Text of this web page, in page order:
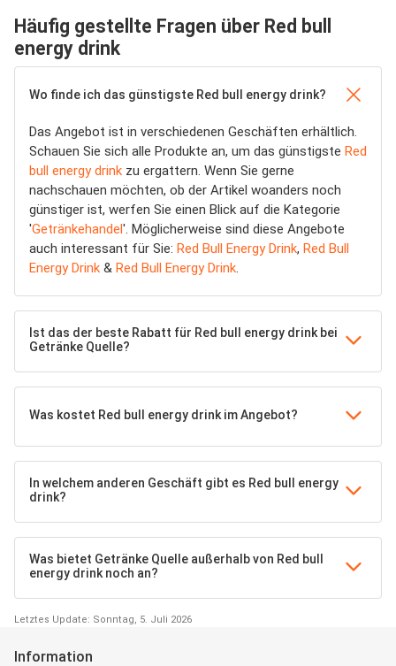
Häufig gestellte Fragen über Red bull
energy drink
Wo finde ich das günstigste Red bull energy drink?
Das Angebot ist in verschiedenen Geschäften erhältlich.
Schauen Sie sich alle Produkte an, um das günstigste Red
bull energy drink zu ergattern. Wenn Sie gerne
nachschauen möchten, ob der Artikel woanders noch
günstiger ist, werfen Sie einen Blick auf die Kategorie
'Getränkehandel'. Möglicherweise sind diese Angebote
auch interessant für Sie: Red Bull Energy Drink, Red Bull
Energy Drink & Red Bull Energy Drink.
Ist das der beste Rabatt für Red bull energy drink bei
Getränke Quelle?
Was kostet Red bull energy drink im Angebot?
In welchem anderen Geschäft gibt es Red bull energy
drink?
Was bietet Getränke Quelle außerhalb von Red bull
energy drink noch an?
Letztes Update: Sonntag, 5. Juli 2026
Information